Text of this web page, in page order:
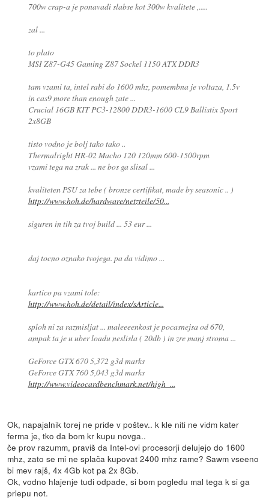
700w crap-a je ponavadi slabse kot 300w kvalitete ,.....
zal ...
to plato
MSI Z87-G45 Gaming Z87 Sockel 1150 ATX DDR3
tam vzami ta, intel rabi do 1600 mhz, pomembna je voltaza, 1.5v
in cas9 more than enough zate ...
Crucial 16GB KIT PC3-12800 DDR3-1600 CL9 Ballistix Sport
2x8GB
tisto vodno je bolj tako tako ..
Thermalright HR-02 Macho 120 120mm 600-1500rpm
vzami tega na zrak ... ne bos ga slisal ...
kvaliteten PSU za tebe ( bronze certifikat, made by seasonic .. )
http://www.hoh.de/hardware/netzteile/50...
siguren in tih za tvoj build ... 53 eur ...
daj tocno oznako tvojega. pa da vidimo ...
kartico pa vzami tole:
http://www.hoh.de/detail/index/sArticle...
sploh ni za razmisljat ... maleeeenkost je pocasnejsa od 670,
ampak ta je u uber loadu neslisla ( 20db ) in zre manj stroma ...
GeForce GTX 670 5,372 g3d marks
GeForce GTX 760 5,043 g3d marks
http://www.videocardbenchmark.net/high_...
Ok, napajalnik torej ne pride v poštev.. k kle niti ne vidm kater
ferma je, tko da bom kr kupu novga..
če prov razumm, praviš da Intel-ovi procesorji delujejo do 1600
mhz, zato se mi ne splača kupovat 2400 mhz rame? Sawm vseeno
bi mev rajš, 4x 4Gb kot pa 2x 8Gb.
Ok, vodno hlajenje tudi odpade, si bom pogledu mal tega k si ga
prlepu not.